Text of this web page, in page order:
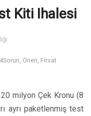
Kiti Ihalesi
Sorun, Öneri, Fırsat
20 milyon Çek Kronu (8
ayrı paketlenmiş test